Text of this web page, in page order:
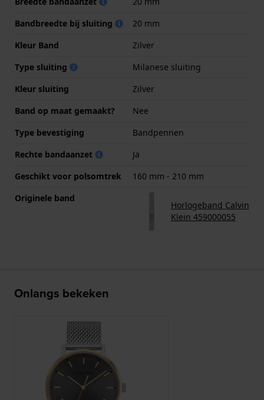
Bandbreedte bij sluiting
20 mm
Kleur Band
Zilver
Type sluiting
Milanese sluiting
Kleur sluiting
Zilver
Band op maat gemaakt?
Nee
Type bevestiging
Bandpennen
Rechte bandaanzet
Ja
Geschikt voor polsomtrek
160 mm - 210 mm
Originele band
Horlogeband Calvin
Klein 459000055
Onlangs bekeken